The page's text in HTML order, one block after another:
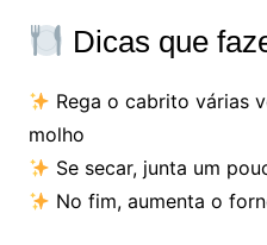
Dicas que
Rega o cabrito várias
molho
Se secar, junta um
No fim, aumenta o